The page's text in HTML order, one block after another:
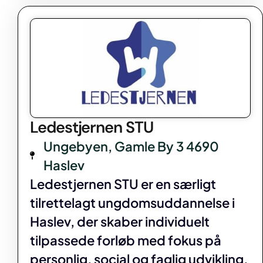
Ledestjernen STU
Ungebyen, Gamle By 3 4690
Haslev
Ledestjernen STU er en særligt
tilrettelagt ungdomsuddannelse i
Haslev, der skaber individuelt
tilpassede forløb med fokus på
personlig, social og faglig udvikling.